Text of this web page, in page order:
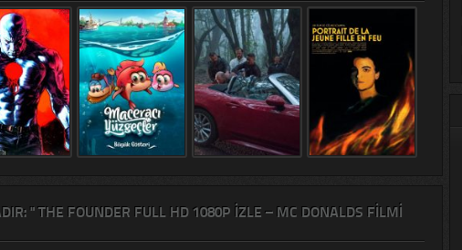
" THE FOUNDER FULL HD 1080P İZLE – MC DONALDS FILMI